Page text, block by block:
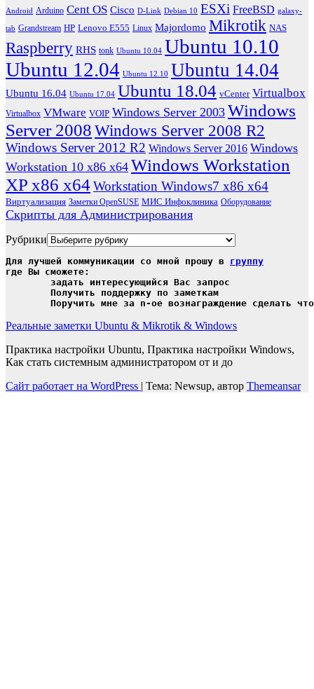
Android Arduino Cent OS Cisco D-Link Debian 10 ESXi FreeBSD galaxy-
tab Grandstream HP Lenovo E555 Linux Majordomo Mikrotik NAS
Raspberry RHS tonk Ubuntu 10.04 Ubuntu 10.10
Ubuntu 12.04 Ubuntu 12.10 Ubuntu 14.04
Ubuntu 16.04 Ubuntu 17.04 Ubuntu 18.04 vCenter Virtualbox
Virtualbox VMware VOIP Windows Server 2003 Windows
Server 2008 Windows Server 2008 R2
Windows Server 2012 R2 Windows Server 2016 Windows
Workstation 10 x86 x64 Windows Workstation
XP x86 x64Workstation Windows7 x86 x64
Виртуализация Заметки OpenSUSE МИС Инфоклиника Оборудование
Скрипты для Администрирования
Рубрики
Для лучшей коммуникации со мной прошу в группу
где Вы сможете:
Поручить мне за n-ое вознаграждение сделать
Реальные заметки Ubuntu & Mikrotik & Windows
Практика настройки Ubuntu, Практика настройки Windows,
Как стать системным администратором от и до
Сайт работает на WordPress | Тема: Newsup, автор Themeansar